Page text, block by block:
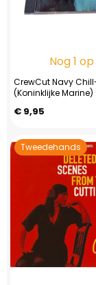
Nog 1
CrewCut Navy
(Koninklijke Marine)
€ 9,95
Tweedehands